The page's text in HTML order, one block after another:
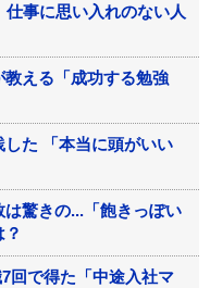
事に思い入れのない人
える「成功する勉強
た 「本当に頭がいい
驚きの...「飽きっぽい
回で得た「中途入社マ